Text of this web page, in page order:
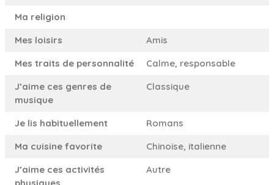
Ma religion
Mes loisirs
Amis
Mes traits de personnalité
Calme, responsable
J’aime ces genres de
musique
Classique
Je lis habituellement
Romans
Ma cuisine favorite
Chinoise, italienne
J’aime ces activités
Autre